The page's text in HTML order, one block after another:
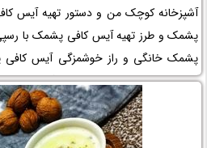
آشپزخانه کوچک من و دستور تهیه آیس
پشمک و طرز تهیه آیس کافی پشمک با
پشمک خانگی و راز خوشمزگی آیس
آیس کافی پشمک و زمان تهیه آیس
کافی پشمک خانگی و تزیین آیس کافی